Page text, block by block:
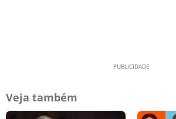
Veja também